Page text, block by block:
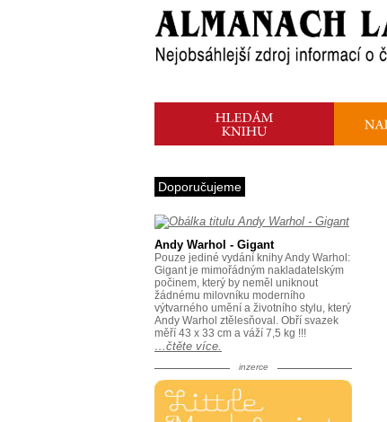
Doporučujeme
Andy Warhol - Gigant
Pouze jediné vydání knihy Andy Warhol:
Gigant je mimořádným nakladatelským
počinem, který by neměl uniknout
žádnému milovníku moderního
výtvarného umění a životního stylu, který
Andy Warhol ztělesňoval. Obří svazek
měří 43 x 33 cm a váží 7,5 kg !!!
…čtěte více.
inzerce